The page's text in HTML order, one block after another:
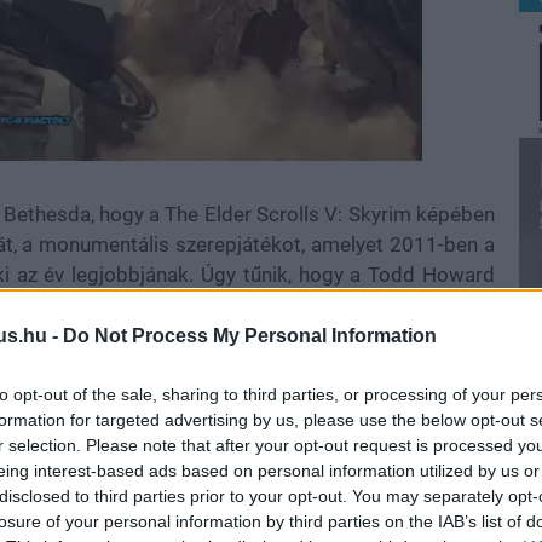
- Do Not Process My Personal Information
opt-out of the sale, sharing to third parties, or processing of your
for targeted advertising by us, please use the below opt-out
selection. Please note that after your opt-out request is processed
interest-based ads based on personal information utilized by us
to third parties prior to your opt-out. You may separately
of your personal information by third parties on the IAB’s list of
hogy a The Elder Scrolls V: Skyrim képében
a monumentális szerepjátékot, amelyet 2011-ben a
év legjobbjának. Úgy tűnik, hogy a Todd Howard
hogy ők a műfaj koronázatlan királyai, és
a megkezdett úton. Ez azt jelentette,
toldozott-foldozott játékmotorjukhoz, valamint a
sosem változnak. Tulajdonképpen mindegy,
sci-fi, a stúdió szerepjátékaitól ma is arra lehet
elvégre nem mindenki híve az újító szándékú
eredményeként a világ szépen elment a